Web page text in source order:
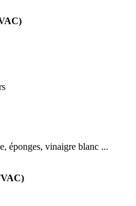
éponges, vinaigre blanc ...